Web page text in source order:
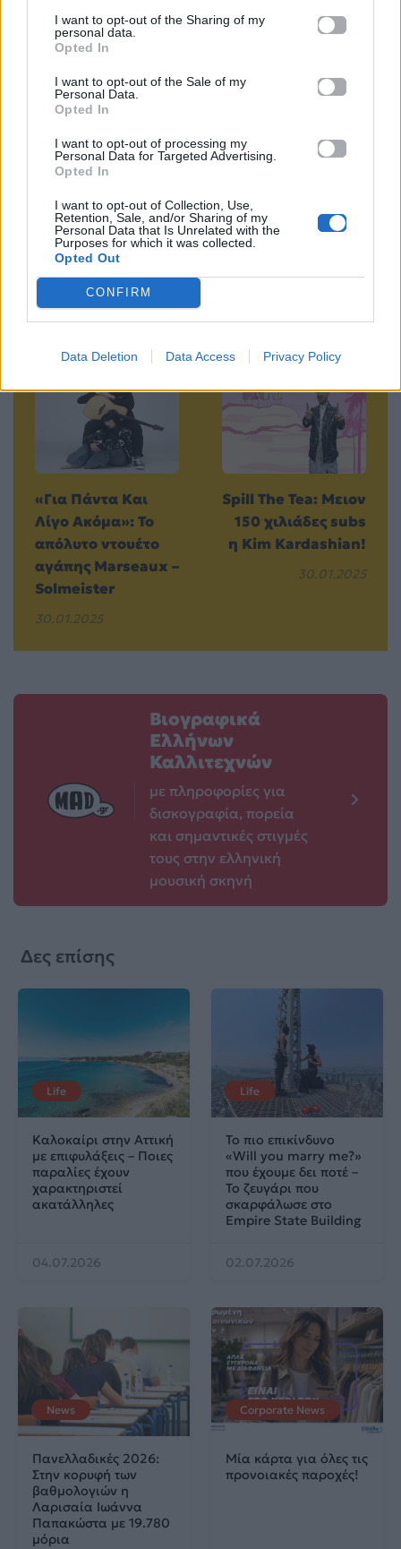
I want to opt-out of the Sharing of my
personal data.
Opted In
I want to opt-out of the Sale of my
Personal Data.
Opted In
I want to opt-out of processing my
Personal Data for Targeted Advertising.
Opted In
I want to opt-out of Collection, Use,
Retention, Sale, and/or Sharing of my
Personal Data that Is Unrelated with the
Purposes for which it was collected.
Opted Out
CONFIRM
Data Deletion Data Access Privacy Policy
Ακολουθήστε το
Μοιράσου αυτό το άρθρο
«Για Πάντα Και
Λίγο Ακόμα»: Το
απόλυτο ντουέτο
αγάπης Marseaux –
Solmeister
30.01.2025
Spill The Tea: Μειον
150 χιλιάδες subs
η Κim Kardashian!
30.01.2025
Βιογραφικά
Ελλήνων
Καλλιτεχνών
με πληροφορίες για
δισκογραφία, πορεία
και σημαντικές στιγμές
τους στην ελληνική
μουσική σκηνή
Δες επίσης
Life
Καλοκαίρι στην Αττική
με επιφυλάξεις – Ποιες
παραλίες έχουν
χαρακτηριστεί
ακατάλληλες
04.07.2026
Life
Το πιο επικίνδυνο
«Will you marry me?»
που έχουμε δει ποτέ –
Το ζευγάρι που
σκαρφάλωσε στο
Empire State Building
02.07.2026
News
Πανελλαδικές 2026:
Στην κορυφή των
βαθμολογιών η
Λαρισαία Ιωάννα
Παπακώστα με 19.780
μόρια
Corporate News
Μία κάρτα για όλες τις
προνοιακές παροχές!